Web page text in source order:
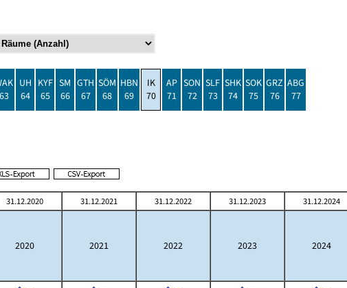
63
UH
64
KYF
65
SM
66
GTH
67
SÖM
68
HBN
69
IK
70
AP
71
SON
72
SLF
73
SHK
74
SOK
75
GRZ
76
ABG
77
31.12.2020 31.12.2021 31.12.2022 31.12.2023 31.12.2024
2020 2021 2022 2023 2024